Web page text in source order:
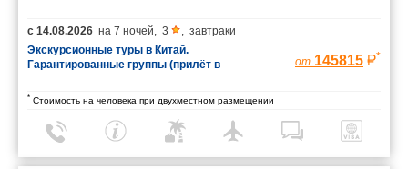
с 14.08.2026 на 7 ночей, 3 , завтраки
Экскурсионные туры в Китай.
Гарантированные группы (прилёт в
от 145815 *
* Стоимость на человека при двухместном размещении